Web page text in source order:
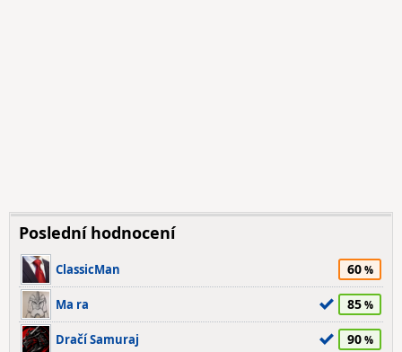
Poslední hodnocení
ClassicMan 60
Ma ra 85
Dračí Samuraj 90